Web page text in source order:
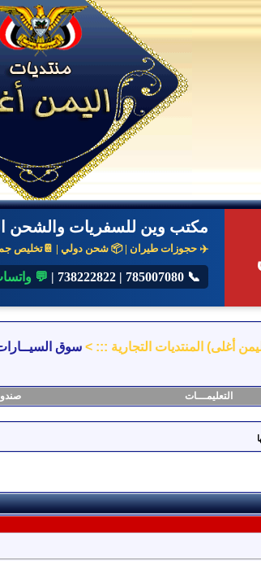
مكتب وين للسفريات والشحن
✈️ حجوزات طيران | 📦 شحن دولي | 📔تخليص
📞 785007080
|
738222822
|
💬
أغلى) المنتديات التجارية ::: > سوق
التعليمـــات